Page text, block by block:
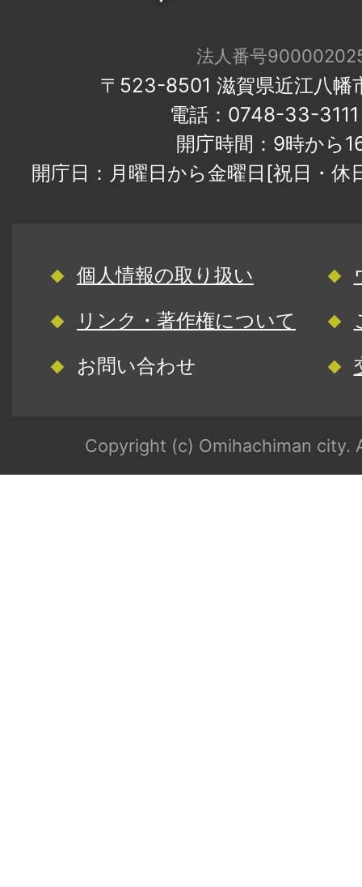
法人番号
〒523-8501 滋賀県近江八幡
電話：0748-33-
開庁時間：9時から
開庁日：月曜日から金曜日[祝日・
個人情報の取り扱い
リンク・著作権について
お問い合わせ
Copyright (c) Omihachiman city.